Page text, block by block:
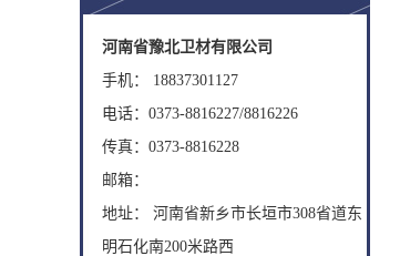
河南省豫北卫材有限公司
手机： 18837301127
电话：0373-8816227/8816226
传真：0373-8816228
邮箱：
地址： 河南省新乡市长垣市308省道东
明石化南200米路西